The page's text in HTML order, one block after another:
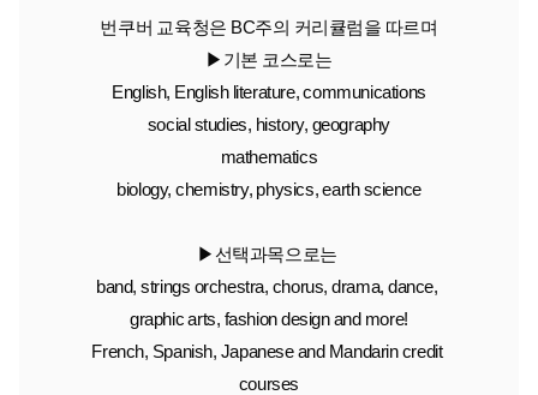
번쿠버 교육청은 BC주의 커리큘럼을 따르며
▶기본 코스로는
English, English literature, communications
social studies, history, geography
mathematics
biology, chemistry, physics, earth science
▶선택과목으로는
band, strings orchestra, chorus, drama, dance,
graphic arts, fashion design and more!
French, Spanish, Japanese and Mandarin credit
courses